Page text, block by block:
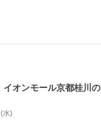
イオンモール京都桂川の
水)